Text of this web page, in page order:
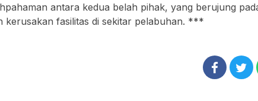
antara kedua belah pihak, yang berujung
kerusakan fasilitas di sekitar pelabuhan. ***